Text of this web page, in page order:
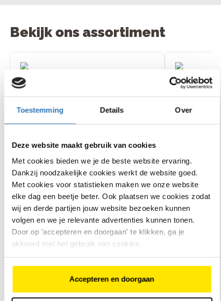
Toestemming Details Over
Deze website maakt gebruik van cookies
Met cookies bieden we je de beste website ervaring.
Dankzij noodzakelijke cookies werkt de website goed.
Met cookies voor statistieken maken we onze website
elke dag een beetje beter. Ook plaatsen we cookies zodat
wij en derde partijen jouw website bezoeken kunnen
volgen en we je relevante advertenties kunnen tonen.
Door op 'accepteren en doorgaan' te klikken, ga je
akkoord met het gebruik van cookies.
Accepteren en doorgaan
Bekijk ons assortiment
Chamonix C5
lage instap
Shimano Steps
middenmotor, 85 Nm
5 Shimano Nexus
versnellingen
Actieradius van 60 tot 150
km
€3. 999 ,-
€2.999,-
Bekijk
model
Altura CP
instap
Bosch Active Line
middenmotor, 40
7 Shimano Nexus
versnellingen
Actieradius van
km
Bekijk
Bekijk ons assortiment elektrische fietsen
Onze merken